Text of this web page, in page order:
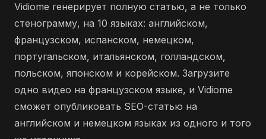
Vidiome генерирует полную статью, а не только
стенограмму, на 10 языках: английском,
французском, испанском, немецком,
португальском, итальянском, голландском,
польском, японском и корейском. Загрузите
одно видео на французском языке, и Vidiome
сможет опубликовать SEO-статью на
английском и немецком языках из одного и того